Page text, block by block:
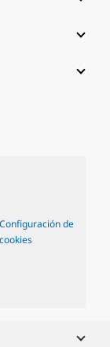
Configuración de
cookies